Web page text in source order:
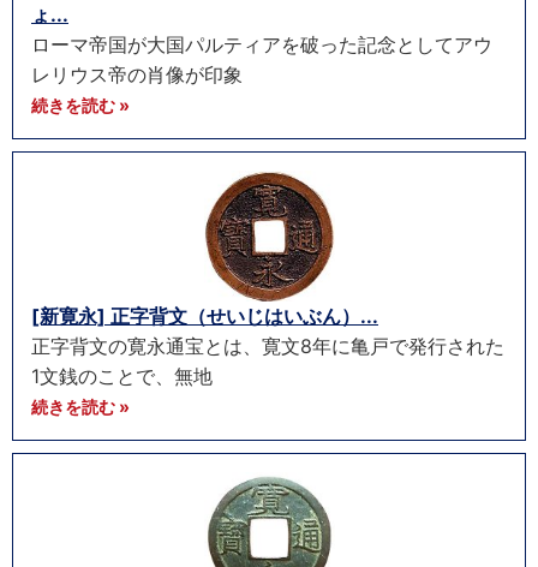
ょ...
ローマ帝国が大国パルティアを破った記念としてアウ
レリウス帝の肖像が印象
続きを読む »
[新寛永] 正字背文（せいじはいぶん）...
正字背文の寛永通宝とは、寛文8年に亀戸で発行された
1文銭のことで、無地
続きを読む »